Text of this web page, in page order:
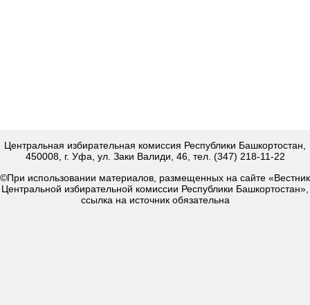
Центральная избирательная комиссия Республики Башкортостан,
450008, г. Уфа, ул. Заки Валиди, 46, тел. (347) 218-11-22
©При использовании материалов, размещенных на сайте «Вестник
Центральной избирательной комиссии Республики Башкортостан»,
ссылка на источник обязательна